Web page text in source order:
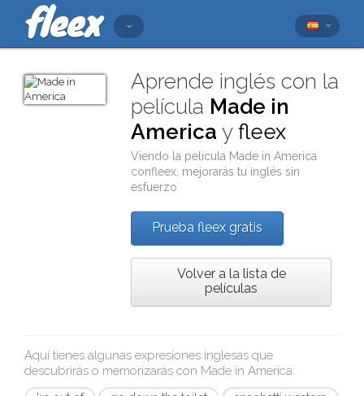
Aprende inglés con la
película Made in
America yfleex
Viendo la película Made in America
confleex , mejorarás tu inglés sin
esfuerzo
Prueba fleex gratis
Volver a la lista de
películas
Aquí tienes algunas expresiones inglesas que
descubrirás o memorizarás con Made in America: